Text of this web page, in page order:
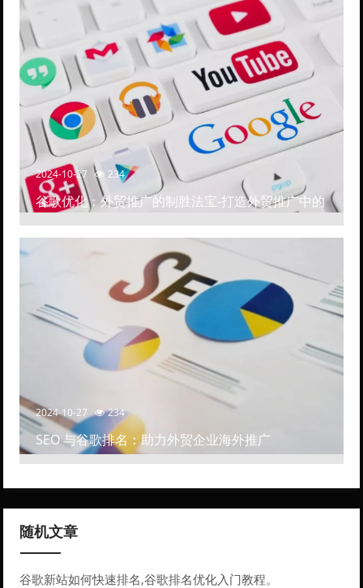
2024-10-27 234
谷歌优化：外贸推广的制胜法宝-打造外贸推广中的
高排名网站
2024-10-27 234
SEO 与谷歌排名：助力外贸企业海外推广
随机文章
谷歌新站如何快速排名,谷歌排名优化入门教程。